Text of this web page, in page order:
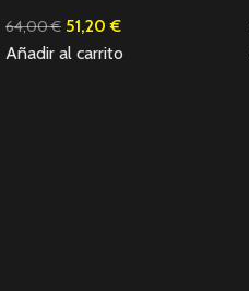
64,00€ 51,20€
Añadir al carrito